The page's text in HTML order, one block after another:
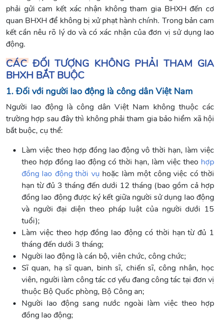
phải gửi cam kết xác nhận không tham gia BHXH đến cơ
quan BHXH để không bị xử phạt hành chính. Trong bản cam
kết cần nêu rõ lý do và có xác nhận của đơn vị sử dụng lao
động.
CÁC ĐỐI TƯỢNG KHÔNG PHẢI THAM GIA
BHXH BẮT BUỘC
1. Đối với người lao động là công dân Việt Nam
Người lao động là công dân Việt Nam không thuộc các
trường hợp sau đây thì không phải tham gia bảo hiểm xã hội
bắt buộc, cụ thể:
Làm việc theo hợp đồng lao động vô thời hạn, làm việc
theo hợp đồng lao động có thời hạn, làm việc theo hợp
đồng lao động thời vụ hoặc làm một công việc có thời
hạn từ đủ 3 tháng đến dưới 12 tháng (bao gồm cả hợp
đồng lao động được ký kết giữa người sử dụng lao động
và người đại diện theo pháp luật của người dưới 15
tuổi);
Làm việc theo hợp đồng lao động có thời hạn từ đủ 1
tháng đến dưới 3 tháng;
Người lao động là cán bộ, viên chức, công chức;
Sĩ quan, hạ sĩ quan, binh sĩ, chiến sĩ, công nhân, học
viên, người làm công tác cơ yếu đang công tác tại đơn vị
thuộc Bộ Quốc phòng, Bộ Công an;
Người lao động sang nước ngoài làm việc theo hợp
đồng lao động;